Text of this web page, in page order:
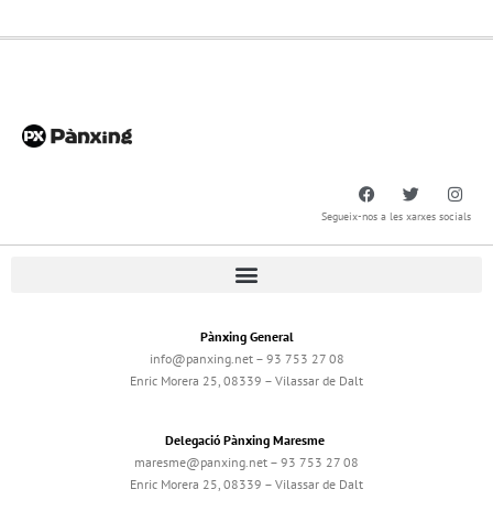
Segueix-nos a les xarxes socials
Pànxing General
info@panxing.net – 93 753 27 08
Enric Morera 25, 08339 – Vilassar de Dalt
Delegació Pànxing Maresme
maresme@panxing.net – 93 753 27 08
Enric Morera 25, 08339 – Vilassar de Dalt